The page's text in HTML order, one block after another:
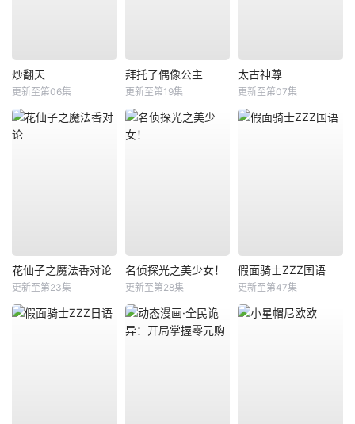
炒翻天
更新至第06集
拜托了偶像公主
更新至第19集
太古神尊
更新至第07集
花仙子之魔法香对论
更新至第23集
名侦探光之美少女！
更新至第28集
假面骑士ZZZ国语
更新至第47集